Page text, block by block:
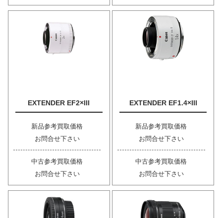
EXTENDER EF2×III
新品参考買取価格
お問合せ下さい
中古参考買取価格
お問合せ下さい
EXTENDER EF1.4×III
新品参考買取価格
お問合せ下さい
中古参考買取価格
お問合せ下さい